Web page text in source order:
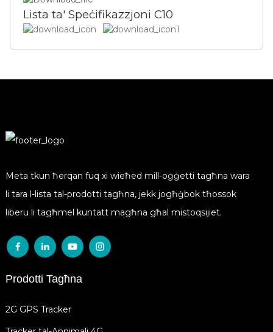
Lista ta' Speċifikazzjoni C10
Meta tkun ħerqan fuq xi wieħed mill-oġġetti tagħna wara
li tara l-lista tal-prodotti tagħna, jekk jogħġbok tħossok
liberu li tagħmel kuntatt magħna għal mistoqsijiet.
Prodotti Tagħna
2G GPS Tracker